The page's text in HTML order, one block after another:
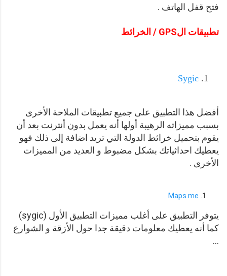
فتح قفل الهاتف .
تطبيقات الGPS / الخرائط
Sygic
أفضل هذا التطبيق على جميع تطبيقات الملاحة الأخرى
بسبب مميزاته الرهيبة أولها أنه يعمل بدون أنترنت بعد أن
يقوم بتحميل خرائط الدولة التي تريد اضافة إلى ذلك فهو
يعطيك احداثياتك بشكل مضبوط و العديد من المميزات
الأخرى .
Maps.me
يتوفر التطبيق على أغلب مميزات التطبيق الأول (sygic)
كما أنه يعطيك معلومات دقيقة جدا حول الأزقة و الشوارع
...